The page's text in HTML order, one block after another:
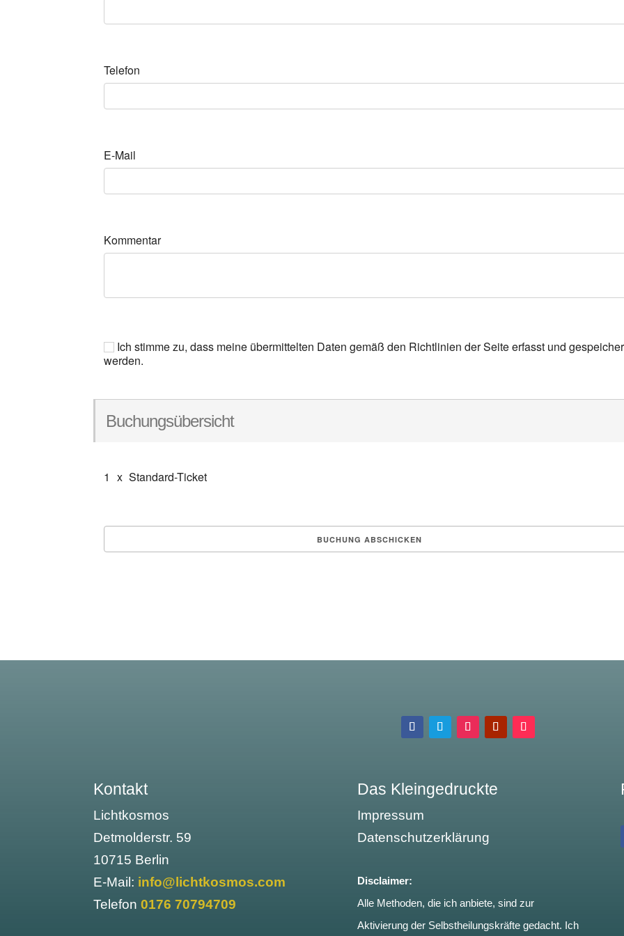
Telefon
E-Mail
Kommentar
Ich stimme zu, dass meine übermittelten Daten gemäß den Richtlinien der Seite erfasst und
werden.
Buchungsübersicht
1 x Standard-Ticket
Kontakt
Lichtkosmos
Detmolderstr. 59
10715 Berlin
E-Mail: info@lichtkosmos.com
Telefon0176 70794709
Das Kleingedruckte
Impressum
Datenschutzerklärung
Disclaimer:
Alle Methoden, die ich anbiete, sind zur
Aktivierung der Selbstheilungskräfte gedacht. Ich